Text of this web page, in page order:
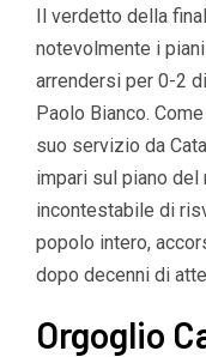
Il verdetto della
notevolmente i
arrendersi per 0-2
Paolo Bianco.
suo servizio da
impari sul piano del
incontestabile di
popolo intero,
dopo decenni di
Orgoglio